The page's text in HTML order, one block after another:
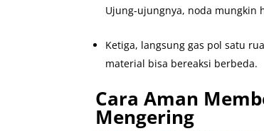
Ujung-ujungnya, noda
Ketiga, langsung gas pol satu
material bisa bereaksi berbeda.
Cara Aman
Mengering